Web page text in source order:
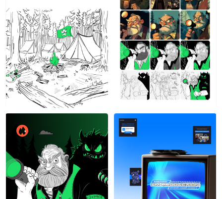
Алена Хлебнова 9 Алена Хлебнова 13